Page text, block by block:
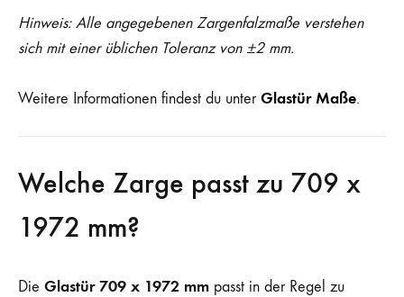
Hinweis: Alle angegebenen Zargenfalzmaße verstehen
sich mit einer üblichen Toleranz von ±2 mm.
Weitere Informationen findest du unterGlastür Maße.
Welche Zarge passt zu 709 x
1972 mm?
Die Glastür 709 x 1972 mm passt in der Regel zu